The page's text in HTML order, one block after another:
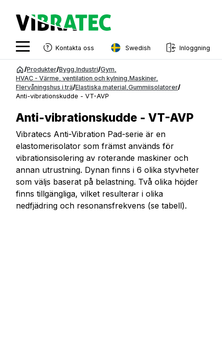
Hoppa
innehåll
Kontakta oss Swedish
Swedish
French
Estonian
Finnish
Danish
Inloggning
/Produkter/Bygg Industri/Gym
HVAC - Värme, ventilation och kylning Maskiner,
Flervåningshus i trä/Elastiska material Gummiisolatorer/
Anti-vibrationskudde - VT-AVP
Anti-vibrationskudde - VT-AVP
Vibratecs Anti-Vibration Pad-serie är en
elastomerisolator som främst används för
vibrationsisolering av roterande maskiner och
annan utrustning. Dynan finns i 6 olika styvheter
som väljs baserat på belastning. Två olika höjder
finns tillgängliga, vilket resulterar i olika
nedfjädring och resonansfrekvens (se tabell).